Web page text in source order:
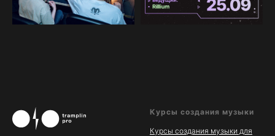
Курсы создания музыки
Курсы создания музыки для